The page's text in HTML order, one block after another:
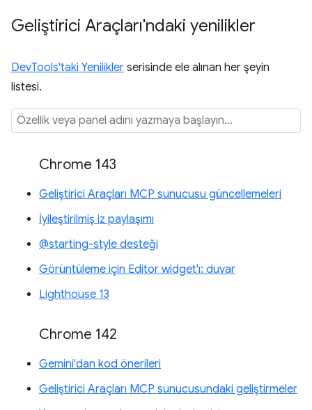
Geliştirici Araçları'ndaki yenilikler
DevTools'taki Yenilikler serisinde ele alınan her şeyin
listesi.
Chrome 143
Geliştirici Araçları MCP sunucusu güncellemeleri
İyileştirilmiş iz paylaşımı
@starting-style desteği
Görüntüleme için Editor widget'ı: duvar
Lighthouse 13
Chrome 142
Gemini'dan kod önerileri
Geliştirici Araçları MCP sunucusundaki geliştirmeler